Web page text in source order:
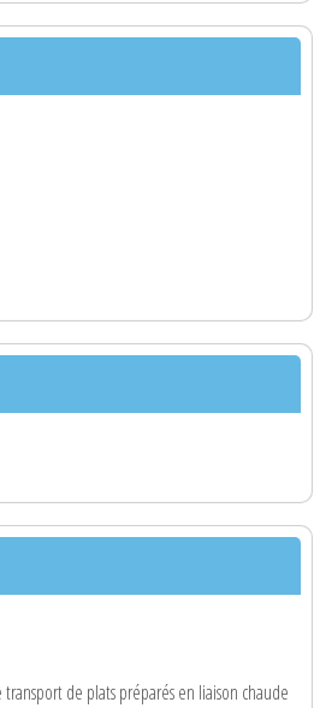
de plats préparés en liaison chaude